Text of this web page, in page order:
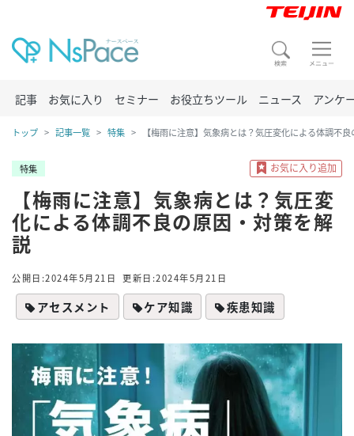
記事 お気に入り セミナー お役立ちツール ニュース アンケ
トップ 記事一覧 特集 【梅雨に注意】気象病とは？気圧変化による体調不
特集
【梅雨に注意】気象病とは？気圧変
化による体調不良の原因・対策を解
説
公開日:2024年5月21日 更新日:2024年5月21日
アセスメント ケア知識 疾患知識